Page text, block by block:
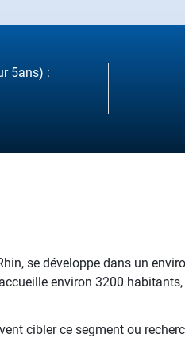
5ans) :
se développe dans un
environ 3200
cibler ce segment ou